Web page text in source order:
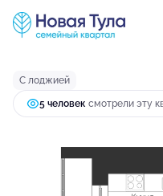
1-комнатная36.38 м
Ипотекаот 18 667 руб.
С лоджией
5 человек смотрели эту